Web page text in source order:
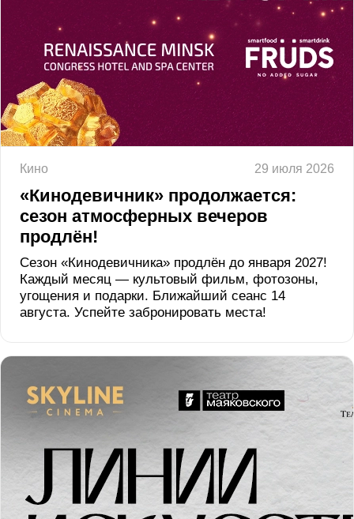
Кино 29 июля 2026
«Кинодевичник» продолжается:
сезон атмосферных вечеров
продлён!
Сезон «Кинодевичника» продлён до января 2027!
Каждый месяц — культовый фильм, фотозоны,
угощения и подарки. Ближайший сеанс 14
августа. Успейте забронировать места!